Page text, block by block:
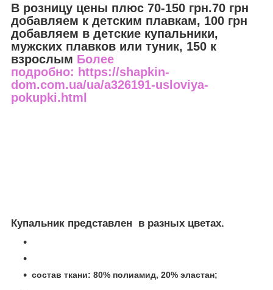
В розницу цены плюс 70-150 грн.70 грн
добавляем к детским плавкам, 100 грн
добавляем в детские купальники,
мужских плавков или туник, 150 к
взрослым Более
подробно: https://shapkin-
dom.com.ua/ua/a326191-usloviya-
pokupki.html
Купальник представлен в разных цветах.
состав ткани: 80% полиамид, 20% эластан;